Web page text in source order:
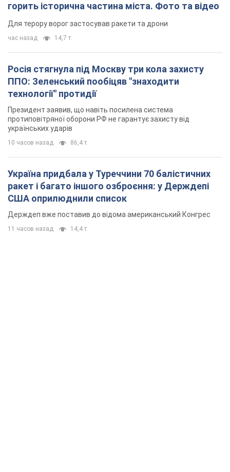
горить історична частина міста. Фото та відео
Для терору ворог застосував ракети та дрони
час назад 14,7 т.
Росія стягнула під Москву три кола захисту
ППО: Зеленський пообіцяв "знаходити
технології" протидії
Президент заявив, що навіть посилена система
протиповітряної оборони РФ не гарантує захисту від
українських ударів
10 часов назад 86,4 т.
Україна придбала у Туреччини 70 балістичних
ракет і багато іншого озброєння: у Держдепі
США оприлюднили список
Держдеп вже поставив до відома американський Конгрес
11 часов назад 14,4 т.